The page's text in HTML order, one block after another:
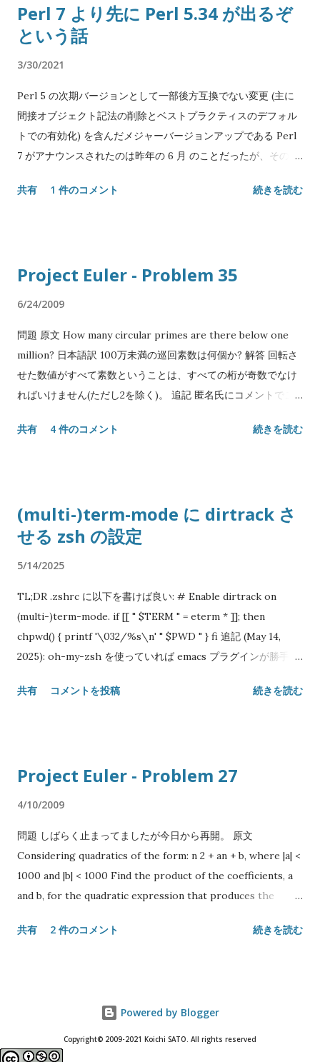
分。後述するように OCamlBuild でアプリケーションをビルド
するなら js_of_ocaml-ocamlbuild も入れると良い。 これで
仕方 以下ソースファイル名は app.ml とし、ワーキングディレ
クトリにあるものとする。 手動でやる場合 一番安直な方法は、
直接 js_of_ocaml コマンドを実行することである: $ # バイト
コードにコンパイルする。js_of_ocaml.ppx は JavaScript オ
ocamlfind ocamlc -package js_of_ocaml,js_of_ocaml.ppx -
用のビルドルールを定義したディスパッチャが付属しているの
-...
Perl 7 より先に Perl 5.34 が出るぞ
という話
3/30/2021
Perl 5 の次期バージョンとして一部後方互換でない変更 (主に
間接オブジェクト記法の削除とベストプラクティスのデフォル
トでの有効化) を含んだメジャーバージョンアップである Perl
7 がアナウンスされたのは昨年の 6 月 のことだったが、その前
ス予定 である。 現在開発版は Perl 5.33.8 がリリースされてお
テラルの新構文 見た瞬間「マジかよ」と口に出た。これまで
なる。 もちろんこれは2進数リテラルの 0b や 16進数リテラル
の 0x との一貫性のためである。リテラルと同じ解釈で文字列
を数値に変換する組み込み関数 oct も` 新構文を解するように
なる。 昨今無数の言語に取り入れられているリテラル記法では
しいことで、より悪いことに大文字も合法である： 0O755 Try
とか Try::Tiny のようなモジュールが氾濫して当初の意図が無
意味になったというのもあるかも知れない。 use feature qw/
$e ); } Raku (former Perl 6) だと CATCH (大文字なことに注
意) ブロックが自分の宣言されたスコープ内で投げられた例外
を捕らえる...
共有 1 件のコメント 続きを読む
Project Euler - Problem 35
6/24/2009
問題 原文 How many circular primes are there below one
million? 日本語訳 100万未満の巡回素数は何個か? 解答 回転さ
せた数値がすべて素数ということは、すべての桁が奇数でなけ
ればいけません(ただし2を除く)。 追記 匿名氏にコメントでご
がある場合も、回転させると必ず5の倍数が現れるので除外でき
warnings; use feature qw/say state/; use List::MoreUtils
qw/all none/; sub is_prime($) { state %memos; my $n =
none { $n % $_ == 0 } 2 .. sqrt $n; } sub rotate($) { my $n =
shift; substr($n, 1) . substr($n, 0, 1); } sub rotations($) { my
$n = shift; my %seen = ($n => 1); $seen{$n} = 1 until exists
$seen{$n = rotate $n}; keys %seen; } sub
0 if $n =~ /[024568]/ and $n != 2 and $n != 5; return
共有 4 件のコメント 続きを読む
(multi-)term-mode に dirtrack さ
せる zsh の設定
5/14/2025
TL;DR .zshrc に以下を書けば良い: # Enable dirtrack on
(multi-)term-mode. if [[ " $TERM " = eterm * ]]; then
chpwd() { printf '\032/%s\n' " $PWD " } fi 追記 (May 14,
2025): oh-my-zsh を使っていれば emacs プラグインが勝手に
本体に付属する端末エミュレータである。基本的には Emacs 内
がそのままでは追従しない点だ。 こういう追従を Emacs では
mode だけそうではない。 要するにシェル内で cd してもバッ
ファの PWD は開いた時点のもの (基本的には直前にアクティヴ
だったバッファの PWD を継承する) のままなので、移動した
つもりで C-x C-f などをするとパスが違ってアレっとなること
いるのだが、これは シェルがディレクトリ移動を伴うコマンド
は Emacs 内での動作を検出すると自動的にこのような挙動を取
るが、zsh は Emacs の事情なんか知ったことではないので手動
で設定する必要がある。 まずもって「ディレクトリ移動のコマ
共有 コメントを投稿 続きを読む
Project Euler - Problem 27
4/10/2009
問題 しばらく止まってましたが今日から再開。 原文
Considering quadratics of the form: n 2 + an + b, where |a| <
1000 and |b| < 1000 Find the product of the coefficients, a
and b, for the quadratic expression that produces the
starting with n = 0. 日本語訳 |a| < 1000, |b| < 1000 として以下
a <= 999、-999 <= b <= 999なので、およそ4,000,000通りの係
数の組合せを試すことになります。組合せ毎に数列を生成し
て、それが素数か判定するわけですからたまりません。簡単な
共有 2 件のコメント 続きを読む
Powered by Blogger
Copyright© 2009-2021 Koichi SATO. All rights reserved